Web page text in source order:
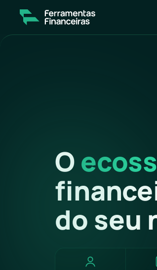
O
do seu